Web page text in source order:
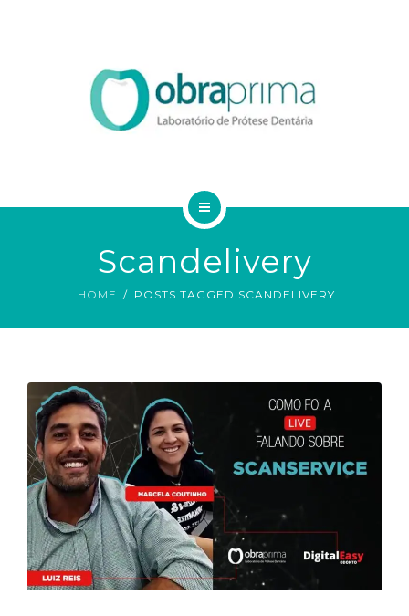
ORDEM DE SERVIÇO
QUEM SOMOS
ORDEM DE SERVIÇO
TECNOLOGIAS
CONTATO
BLOG
Scandelivery
HOME POSTS TAGGED SCANDELIVERY